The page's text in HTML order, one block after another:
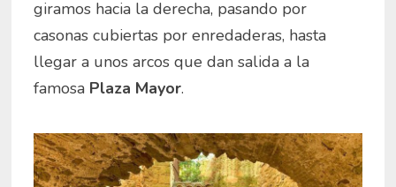
giramos hacia la derecha, pasando por
casonas cubiertas por enredaderas, hasta
llegar a unos arcos que dan salida a la
famosa Plaza Mayor.